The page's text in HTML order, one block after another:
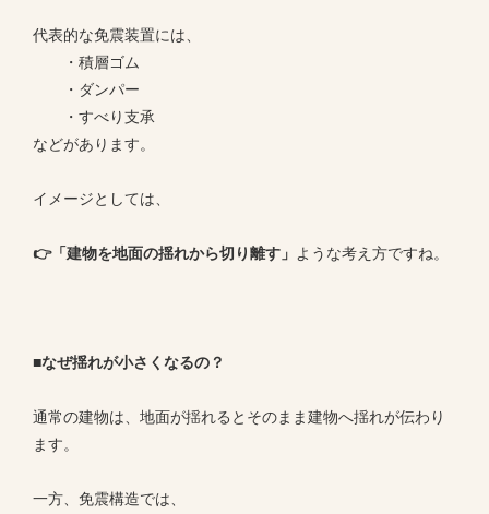
代表的な免震装置には、
・積層ゴム
・ダンパー
・すべり支承
などがあります。
イメージとしては、
👉「建物を地面の揺れから切り離す」 ような考え方ですね。
■なぜ揺れが小さくなるの？
通常の建物は、地面が揺れるとそのまま建物へ揺れが伝わり
ます。
一方、免震構造では、